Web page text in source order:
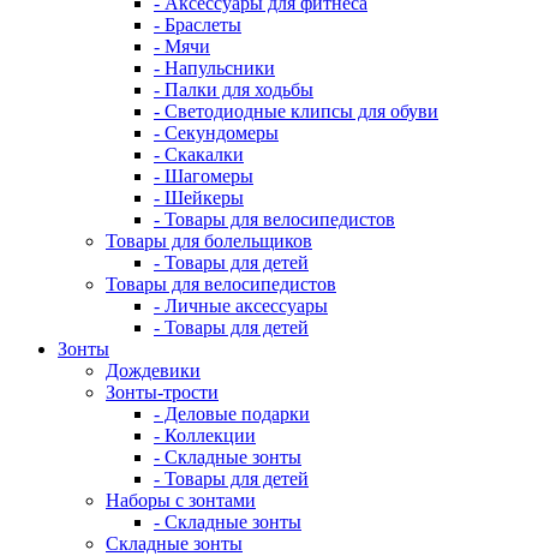
- Браслеты
- Мячи
- Напульсники
- Палки для ходьбы
- Светодиодные клипсы для обуви
- Секундомеры
- Скакалки
- Шагомеры
- Шейкеры
- Товары для велосипедистов
Товары для болельщиков
- Товары для детей
Товары для велосипедистов
- Личные аксессуары
- Товары для детей
Зонты
Дождевики
Зонты-трости
- Деловые подарки
- Коллекции
- Складные зонты
- Товары для детей
Наборы с зонтами
- Складные зонты
Складные зонты